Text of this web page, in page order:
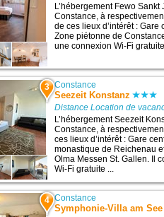
L’hébergement Fewo
Constance, à
de ces lieux d’intérêt :
Zone piétonne de
une connexion Wi-Fi
3 Constance
Seezeit Konstanz
Distance Location de
L’hébergement Seezeit
Constance, à
ces lieux d’intérêt : Gare
monastique de Reichenau
Olma Messen St. Gallen. Il
Wi-Fi gratuite ...
4 Constance
Symphonie-Villa am